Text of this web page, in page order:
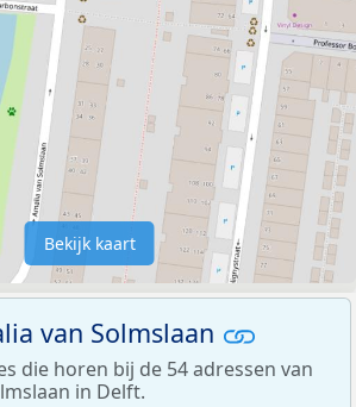
Bekijk kaart
van Solmslaan
die horen bij de 54 adressen van
in Delft.